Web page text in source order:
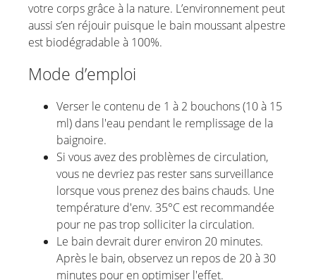
votre corps grâce à la nature. L’environnement peut
aussi s’en réjouir puisque le bain moussant alpestre
est biodégradable à 100%.
Mode d’emploi
Verser le contenu de 1 à 2 bouchons (10 à 15
ml) dans l'eau pendant le remplissage de la
baignoire.
Si vous avez des problèmes de circulation,
vous ne devriez pas rester sans surveillance
lorsque vous prenez des bains chauds. Une
température d'env. 35°C est recommandée
pour ne pas trop solliciter la circulation.
Le bain devrait durer environ 20 minutes.
Après le bain, observez un repos de 20 à 30
minutes pour en optimiser l'effet.